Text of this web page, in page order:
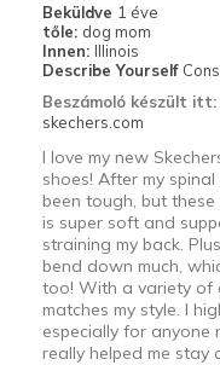
Travel
Width
Sizing
View On Shoes
I'm
Beküldve 1 éve
tőle: dog mom
Innen: Illinois
Describe Yourself
Beszámoló készült itt:
skechers.com
I love my new
shoes! After my
been tough, but
is super soft and
straining my back.
bend down much,
too! With a variety of
matches my style. I
especially for anyone
really helped me stay